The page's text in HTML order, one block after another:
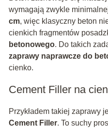
wymagają zwykle
cm, więc klasyczny beton
cienkich fragmentów
betonowego. Do takich
zaprawy naprawcze do
cienko.
Cement Filler na
Przykładem takiej zaprawy
Cement Filler. To suchy